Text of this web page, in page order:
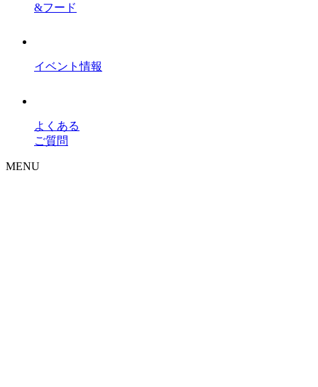
&フード
イベント情報
よくある
ご質問
MENU